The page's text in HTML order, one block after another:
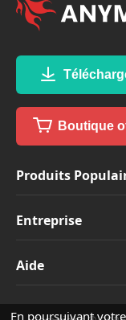
Boutique
Produits
Entreprise
Aide
En poursuivant